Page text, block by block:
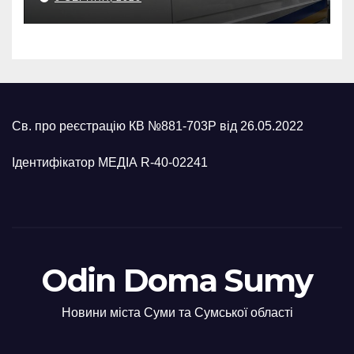
росіян
Св. про реєстрацію КВ №881-703Р від 26.05.2022
Ідентифікатор МЕДІА R-40-02241
Odin Doma Sumy
Новини міста Суми та Сумської області